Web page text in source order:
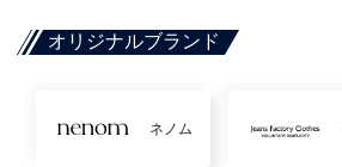
オリジナルブランド
ネノム